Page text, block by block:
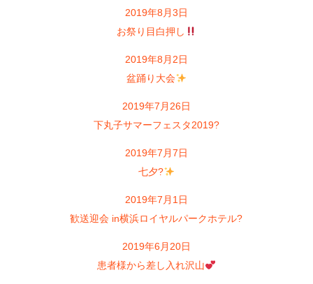
2019年8月3日
お祭り目白押し
2019年8月2日
盆踊り大会
2019年7月26日
下丸子サマーフェスタ2019?
2019年7月7日
七夕?
2019年7月1日
歓送迎会 in横浜ロイヤルパークホテル?
2019年6月20日
患者様から差し入れ沢山